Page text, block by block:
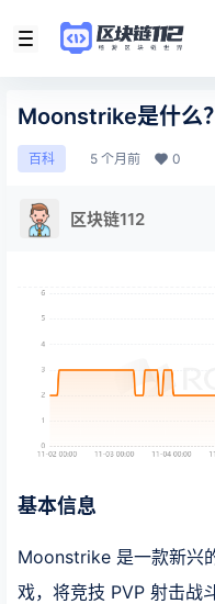
Moonstrike是什么？
百科 5 个月前 0
区块链112
基本信息
Moonstrike 是一款新兴
戏，将竞技 PVP 射击战